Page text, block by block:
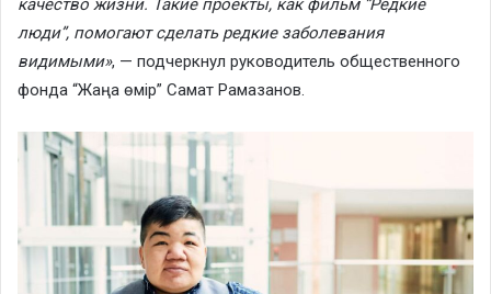
качество жизни. Такие проекты, как фильм “Редкие
люди”, помогают сделать редкие заболевания
видимыми», — подчеркнул руководитель общественного
фонда “Жаңа өмір” Самат Рамазанов.